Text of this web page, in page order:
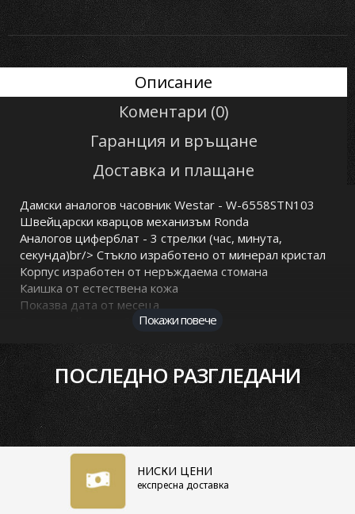
Описание
Коментари (0)
Гаранция и връщане
Доставка и плащане
Дамски аналогов часовник Westar - W-6558STN103
Швейцарски кварцов механизъм Ronda
Аналогов циферблат - 3 стрелки (час, минута,
секунда)br/> Стъкло изработено от минерал кристал
Корпус изработен от неръждаема стомана
Каишка от естествена кожа
Показва дата от месеца
Водоустойчивост 3 BAR - Минимално напръскване с
Гаранция: 2 години
Безплатна доставка за цялата страна
Покажи повече
Основни характеристики
Пол
Дамски
Гаранция
2 години
Цвят
Материал Каишка/Верижка
ПОСЛЕДНО РАЗГЛЕДАНИ
НИСКИ ЦЕНИ
експресна доставка